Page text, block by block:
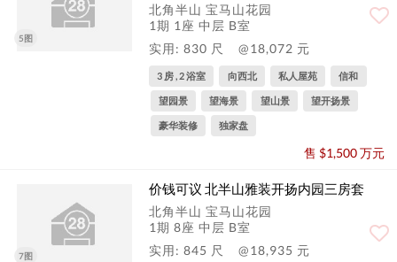
5图
北角半山 宝马山花园
1期 1座 中层 B室
实用: 830 尺
@18,072 元
3 房 , 2 浴室 向西北 私人屋苑 信和
望园景 望海景 望山景 望开扬景
豪华装修 独家盘
售 $1,500 万元
7图
价钱可议 北半山雅装开扬内园三房套
北角半山 宝马山花园
1期 8座 中层 B室
实用: 845 尺
@18,935 元